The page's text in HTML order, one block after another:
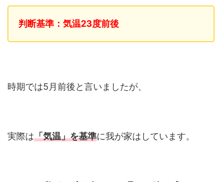
判断基準：気温23度前後
時期では5月前後と言いましたが、
実際は「気温」を基準に我が家はしています。